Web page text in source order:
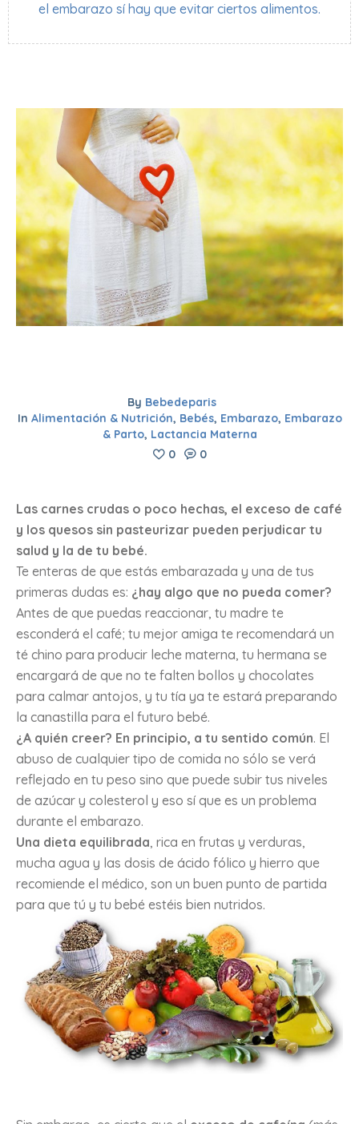
el embarazo sí hay que evitar ciertos alimentos.
By Bebedeparis
In Alimentación & Nutrición, Bebés, Embarazo, Embarazo
& Parto, Lactancia Materna
0
0
Las carnes crudas o poco hechas, el exceso de café
y los quesos sin pasteurizar pueden perjudicar tu
salud y la de tu bebé.
Te enteras de que estás embarazada y una de tus
primeras dudas es: ¿hay algo que no pueda comer?
Antes de que puedas reaccionar, tu madre te
esconderá el café; tu mejor amiga te recomendará un
té chino para producir leche materna, tu hermana se
encargará de que no te falten bollos y chocolates
para calmar antojos, y tu tía ya te estará preparando
la canastilla para el futuro bebé.
¿A quién creer? En principio, a tu sentido común. El
abuso de cualquier tipo de comida no sólo se verá
reflejado en tu peso sino que puede subir tus niveles
de azúcar y colesterol y eso sí que es un problema
durante el embarazo.
Una dieta equilibrada , rica en frutas y verduras,
mucha agua y las dosis de ácido fólico y hierro que
recomiende el médico, son un buen punto de partida
para que tú y tu bebé estéis bien nutridos.